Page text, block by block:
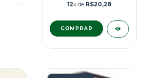
12x de R$20,28